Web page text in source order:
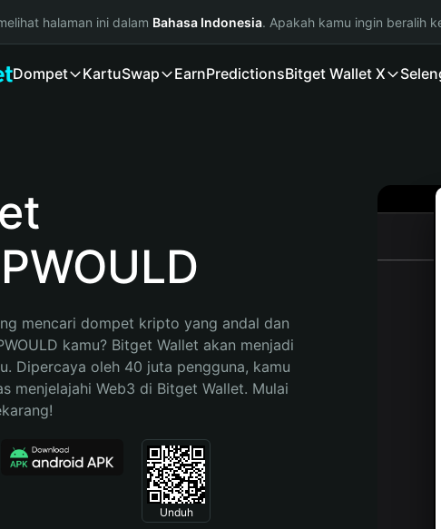
halaman ini dalam Bahasa Indonesia. Apakah kamu ingin beralih
Dompet KartuSwap EarnPredictionsBitget Wallet X
mencari dompet kripto yang andal dan
kamu? Bitget Wallet akan menjadi
Dipercaya oleh 40 juta pengguna, kamu
menjelajahi Web3 di Bitget Wallet. Mulai
Unduh